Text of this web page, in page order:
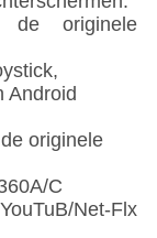
de originele
Android
originele
C
Net-Flx